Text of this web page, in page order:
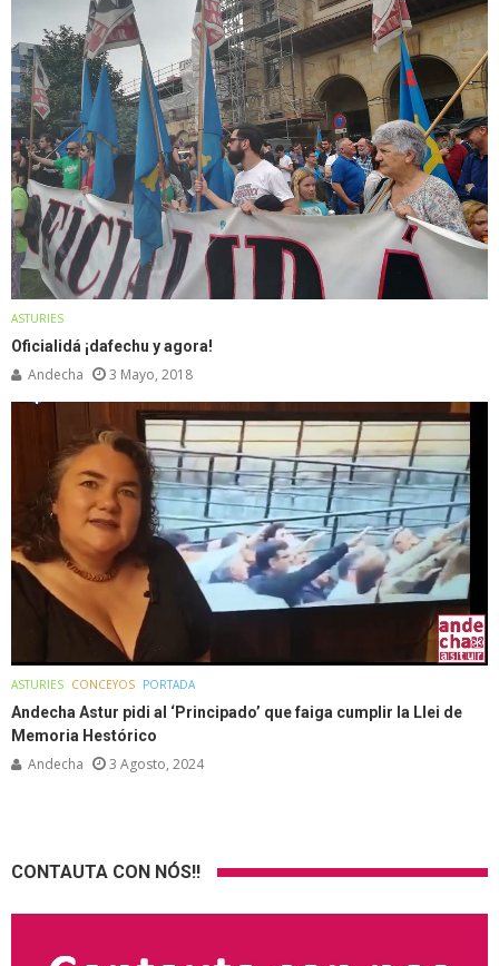
ASTURIES
Oficialidá ¡dafechu y agora!
Andecha 3 Mayo, 2018
ASTURIES CONCEYOS PORTADA
Andecha Astur pidi al ‘Principado’ que faiga cumplir la Llei de
Memoria Hestórico
Andecha 3 Agosto, 2024
CONTAUTA CON NÓS!!